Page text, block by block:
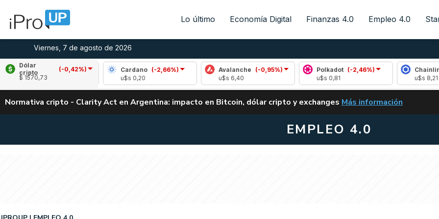
Lo último Economía Digital Finanzas 4.0 Empleo 4.0
Viernes, 7 de agosto de 2026
Dólar
cripto
(-0,42%)
$ 1570,73
Ripple (-1,96%)
u$s 1,02
Cardano (-2,66%)
u$s 0,20
Avalanche
(-0,95%)
u$s 6,40
Polkadot
(-2,46%)
u$s 0,81
Chainlink
(-
u$s 8,21
Normativa cripto - Clarity Act en Argentina: impacto en Bitcoin, dólar cripto y exchanges CLARITY ACT EN
Más información
EMPLEO 4.0